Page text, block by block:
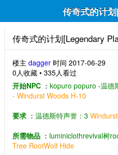
传奇式的计
传奇式的计划[Legendary
楼主 dagger 时间 2017-06-29
0人收藏 • 335人看过
开始NPC ： kopuro popuro -温德
- Windurst Woods H-10
要求 ： 温德斯特声誉：3
所需物品 ： luminiclothrevival树
Tree RootWolf Hide